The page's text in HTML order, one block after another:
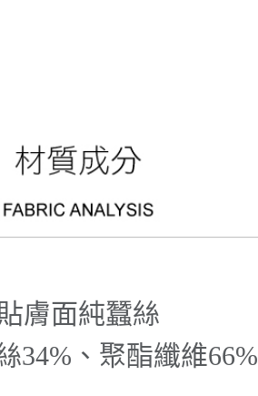
膚面純蠶絲
34%、聚酯纖維66%